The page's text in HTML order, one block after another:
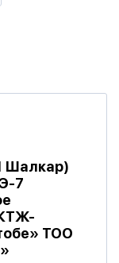
Шалкар)
7
ТОО